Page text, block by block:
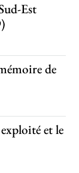
Est
de
et le